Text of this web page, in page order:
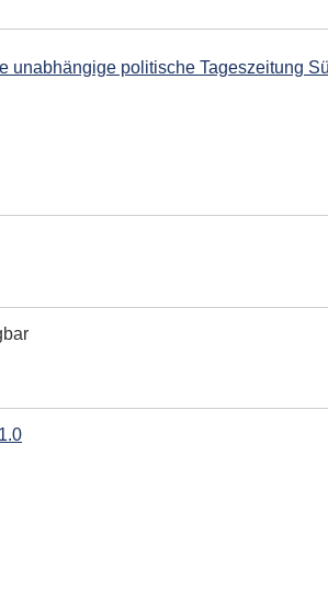
unabhängige politische Tageszeitung